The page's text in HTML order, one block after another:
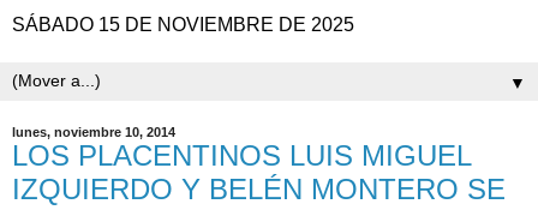
SÁBADO 15 DE NOVIEMBRE DE 2025
▼
lunes, noviembre 10, 2014
LOS PLACENTINOS LUIS MIGUEL
IZQUIERDO Y BELÉN MONTERO SE